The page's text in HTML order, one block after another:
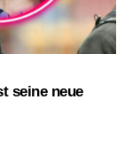
seine neue